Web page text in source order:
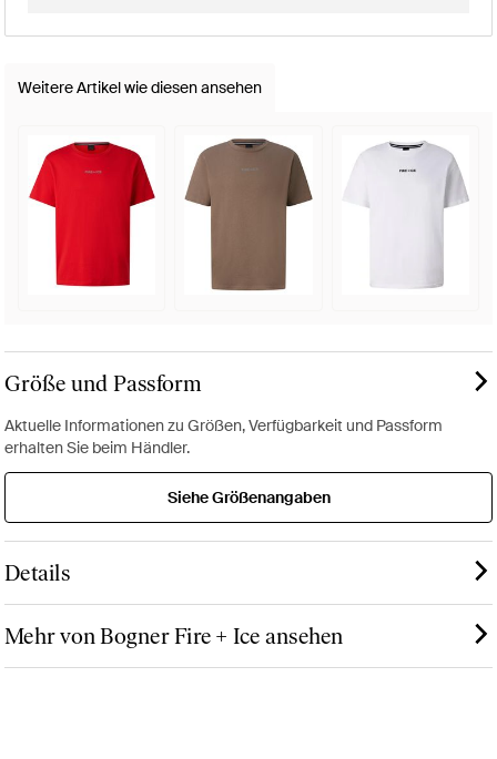
Weitere Artikel wie diesen ansehen
Größe und Passform
Aktuelle Informationen zu Größen, Verfügbarkeit und Passform
erhalten Sie beim Händler.
Siehe Größenangaben
Details
Mehr von Bogner Fire + Ice ansehen